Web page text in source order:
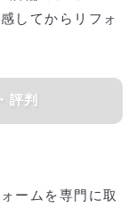
してからリフォ
評判
ームを専門に取